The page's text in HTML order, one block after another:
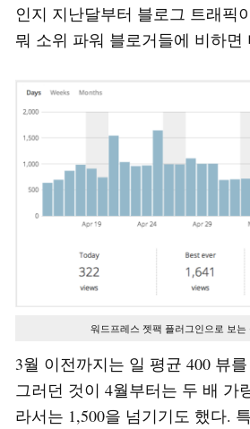
인지 지난달부터 블로그 트래픽
뭐 소위 파워 블로거들에 비하면
워드프레스 젯팩 플러그인으로 보는
3월 이전까지는 일 평균 400 뷰
그러던 것이 4월부터는 두 배 가
라서는 1,500을 넘기기도 했다.